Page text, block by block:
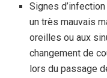
Signes
un très mauvais
oreilles ou aux
changement de
lors du passage